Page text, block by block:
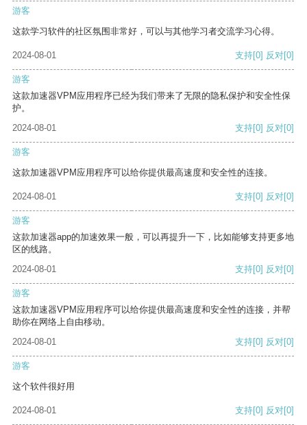
游客
这款学习软件的社区氛围非常好，可以与其他学习者交流学习心得。
2024-08-01 支持[0] 反对[0]
游客
这款加速器VPM应用程序已经为我们带来了无限的隐私保护和安全性保
护。
2024-08-01
支持[0] 反对[0]
游客
这款加速器VPM应用程序可以给你提供最高速度和安全性的连接。
2024-08-01 支持[0] 反对[0]
游客
这款加速器app的加速效果一般，可以再提升一下，比如能够支持更多地
区的线路。
2024-08-01
支持[0] 反对[0]
游客
这款加速器VPM应用程序可以给你提供最高速度和安全性的连接，并帮
助你在网络上自由移动。
2024-08-01
支持[0] 反对[0]
游客
这个软件很好用
2024-08-01 支持[0] 反对[0]